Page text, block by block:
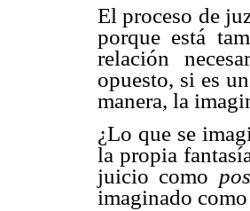
El proceso de
porque está
relación
opuesto, si es
manera, la
¿Lo que se
la propia
juicio como
imaginado